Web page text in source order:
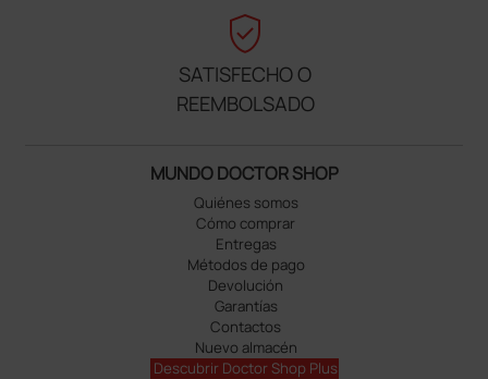
verified_user
SATISFECHO O
REEMBOLSADO
MUNDO DOCTOR SHOP
Quiénes somos
Cómo comprar
Entregas
Métodos de pago
Devolución
Garantías
Contactos
Nuevo almacén
Descubrir Doctor Shop Plus